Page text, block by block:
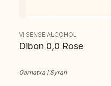
VI SENSE ALCOHOL
Dibon 0,0 Rose
Garnatxa i Syrah